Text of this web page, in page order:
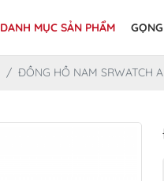
DANH MỤC SẢN PHẨM
ĐỒNG HỒ NAM SRWATCH